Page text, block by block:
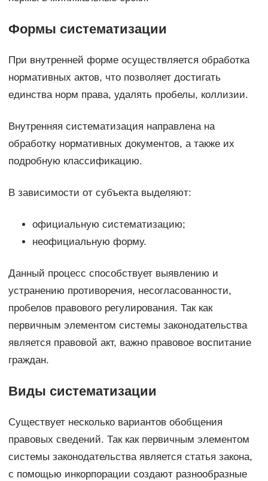
Формы систематизации
При внутренней форме осуществляется обработка
нормативных актов, что позволяет достигать
единства норм права, удалять пробелы, коллизии.
Внутренняя систематизация направлена на
обработку нормативных документов, а также их
подробную классификацию.
В зависимости от субъекта выделяют:
официальную систематизацию;
неофициальную форму.
Данный процесс способствует выявлению и
устранению противоречия, несогласованности,
пробелов правового регулирования. Так как
первичным элементом системы законодательства
является правовой акт, важно правовое воспитание
граждан.
Виды систематизации
Существует несколько вариантов обобщения
правовых сведений. Так как первичным элементом
системы законодательства является статья закона,
с помощью инкорпорации создают разнообразные